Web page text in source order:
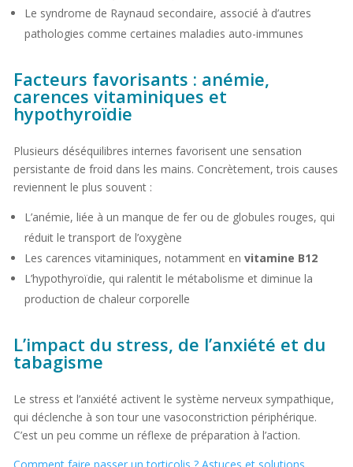
Le syndrome de Raynaud secondaire, associé à d’autres
pathologies comme certaines maladies auto-immunes
Facteurs favorisants : anémie,
carences vitaminiques et
hypothyroïdie
Plusieurs déséquilibres internes favorisent une sensation
persistante de froid dans les mains. Concrètement, trois causes
reviennent le plus souvent :
L’anémie, liée à un manque de fer ou de globules rouges, qui
réduit le transport de l’oxygène
Les carences vitaminiques, notamment en vitamine B12
L’hypothyroïdie, qui ralentit le métabolisme et diminue la
production de chaleur corporelle
L’impact du stress, de l’anxiété et du
tabagisme
Le stress et l’anxiété activent le système nerveux sympathique,
qui déclenche à son tour une vasoconstriction périphérique.
C’est un peu comme un réflexe de préparation à l’action.